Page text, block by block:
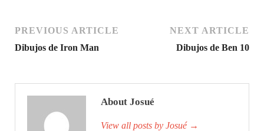
PREVIOUS ARTICLE
Dibujos de Iron Man
NEXT ARTICLE
Dibujos de Ben 10
About Josué
View all posts by Josué →